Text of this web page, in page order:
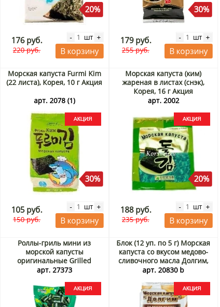
20%
176 руб.
220 руб.
- шт +
В корзину
30%
179 руб.
255 руб.
- шт +
В корзину
Морская капуста Furmi Kim
(22 листа), Корея, 10 г Акция
арт. 2078 (1)
30%
105 руб.
150 руб.
- шт +
В корзину
Морская капуста (ким)
жареная в листах (снэк),
Корея, 16 г Акция
арт. 2002
20%
188 руб.
235 руб.
- шт +
В корзину
Роллы-гриль мини из
морской капусты
оригинальные Grilled
Seaweed Snack Wow Mini
Таиланд, 10 г Акция
арт. 27373
Блок (12 уп. по 5 г) Морская
капуста со вкусом медово-
сливочного масла Долгим,
Корея, 5 г х 12 шт. Акция
арт. 20830 b